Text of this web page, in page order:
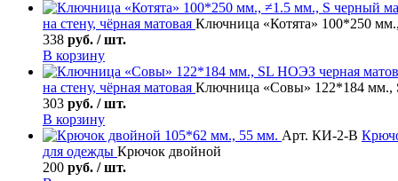
на стену, чёрная матовая Ключница «Котята» 100*250
338 руб. / шт.
В корзину
на стену, чёрная матовая Ключница «Совы» 122*184 мм.,
303 руб. / шт.
В корзину
Арт. КИ-2-В
для одежды Крючок двойной
200 руб. / шт.